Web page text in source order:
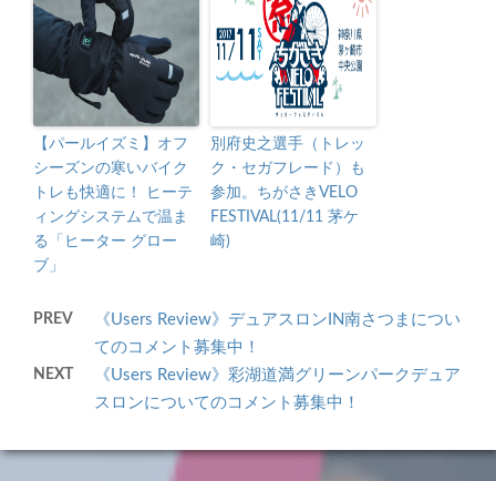
【パールイズミ】オフ
シーズンの寒いバイク
トレも快適に！ ヒーテ
ィングシステムで温ま
る「ヒーター グロー
ブ」
別府史之選手（トレッ
ク・セガフレード）も
参加。ちがさきVELO
FESTIVAL(11/11 茅ケ
崎)
PREV
《Users Review》デュアスロンIN南さつまについ
てのコメント募集中！
NEXT
《Users Review》彩湖道満グリーンパークデュア
スロンについてのコメント募集中！